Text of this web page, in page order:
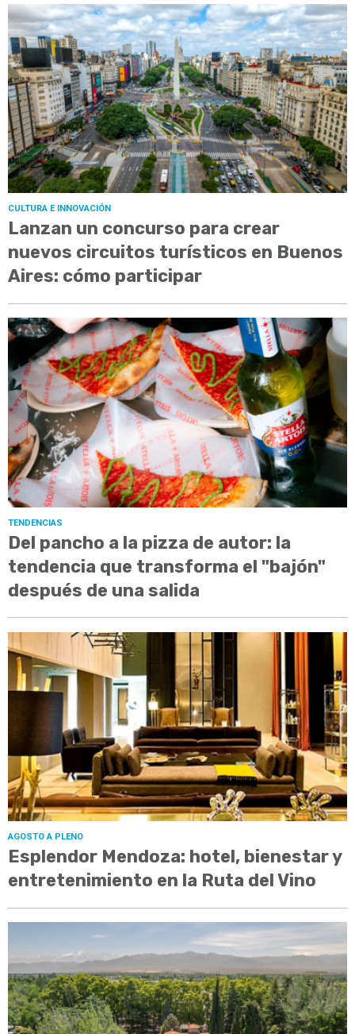
CULTURA E INNOVACIÓN
Lanzan un concurso para crear
nuevos circuitos turísticos en Buenos
Aires: cómo participar
TENDENCIAS
Del pancho a la pizza de autor: la
tendencia que transforma el "bajón"
después de una salida
AGOSTO A PLENO
Esplendor Mendoza: hotel, bienestar y
entretenimiento en la Ruta del Vino